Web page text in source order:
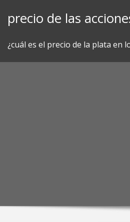
precio de las
¿cuál es el precio de la plata en